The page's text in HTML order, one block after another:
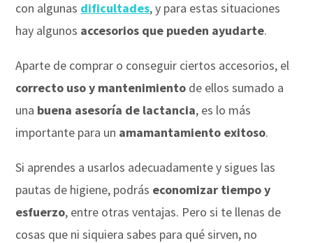
con algunas dificultades, y para estas situaciones
hay algunos accesorios que pueden ayudarte.
Aparte de comprar o conseguir ciertos accesorios, el
correcto uso y mantenimiento de ellos sumado a
una buena asesoría de lactancia, es lo más
importante para un amamantamiento exitoso.
Si aprendes a usarlos adecuadamente y sigues las
pautas de higiene, podrás economizar tiempo y
esfuerzo, entre otras ventajas. Pero si te llenas de
cosas que ni siquiera sabes para qué sirven, no